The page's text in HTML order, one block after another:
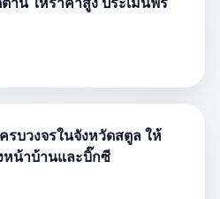
บวงจรในจังหวัดสตูล ให้
หน้าบ้านและบิ๊กซี